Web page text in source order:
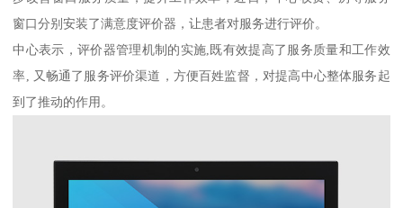
窗口分别安装了满意度评价器，让患者对服务进行评价。
中心表示，评价器管理机制的实施,既有效提高了服务质量和工作效
率, 又畅通了服务评价渠道，方便百姓监督，对提高中心整体服务起
到了推动的作用。